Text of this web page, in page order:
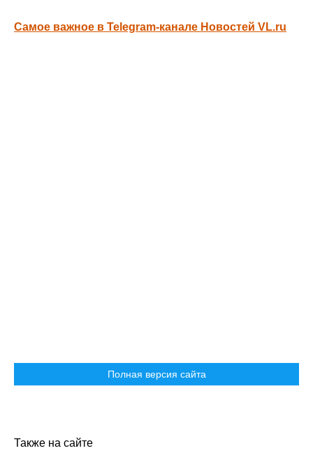
Самое важное в Telegram-канале Новостей VL.ru
Полная версия сайта
Также на сайте